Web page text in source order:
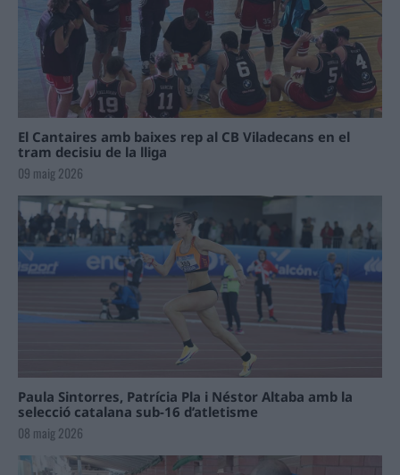
El Cantaires amb baixes rep al CB Viladecans en el
tram decisiu de la lliga
09 maig 2026
Paula Sintorres, Patrícia Pla i Néstor Altaba amb la
selecció catalana sub-16 d’atletisme
08 maig 2026